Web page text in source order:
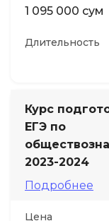
1 095 000 сум
Длительность
Курс
ЕГЭ по
2023-2024
Подробнее
Цена